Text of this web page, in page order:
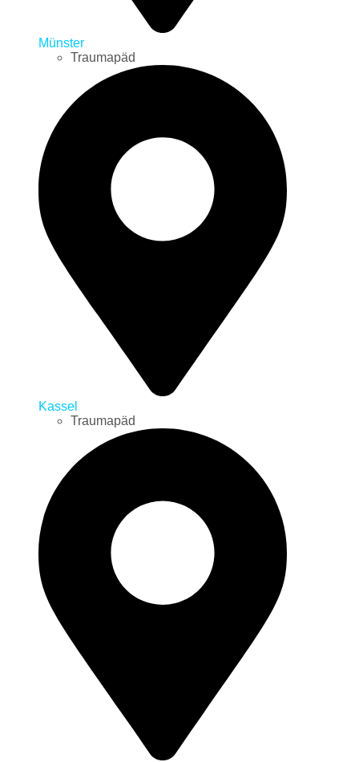
Münster
Traumapäd
Kassel
Traumapäd